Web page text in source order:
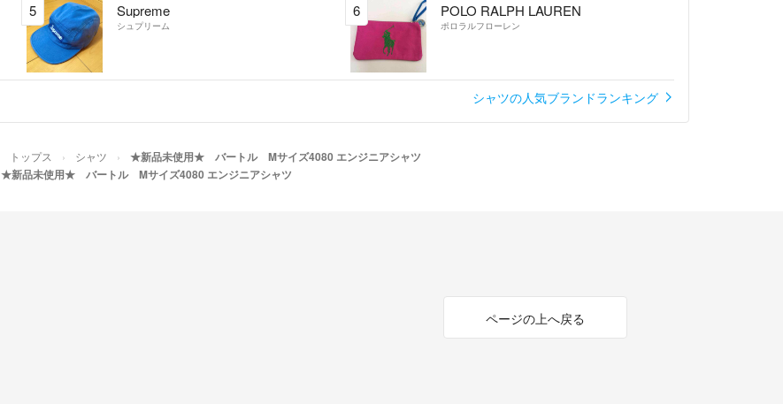
5 Supreme
シュプリーム
6 POLO RALPH LAUREN
ポロラルフローレン
シャツの人気ブランドランキング
トップス シャツ ★新品未使用★ バートル Mサイズ4080 エンジニアシャツ
★新品未使用★ バートル Mサイズ4080 エンジニアシャツ
ページの上へ戻る